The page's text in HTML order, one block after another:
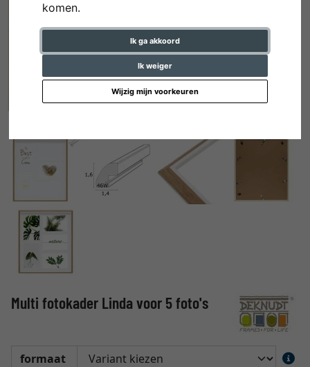
komen.
Ik ga akkoord
Ik weiger
Wijzig mijn voorkeuren
Multi fotokader Linda voor 5 foto's
formaat